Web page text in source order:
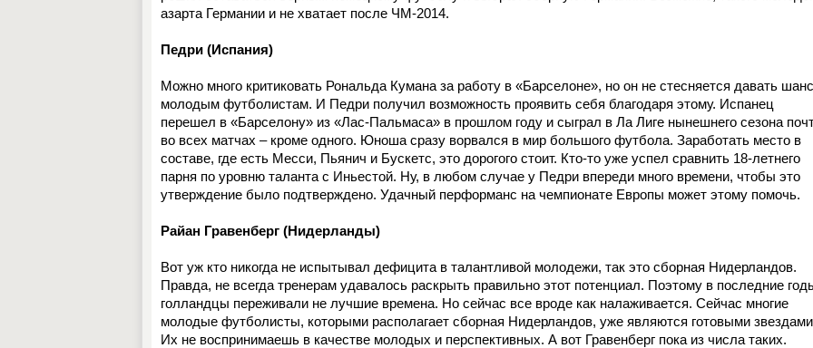
азарта Германии и не хватает после ЧМ-2014.
Педри (Испания)
Можно много критиковать Рональда Кумана за работу в «Барселоне», но он не стесняется давать шанс
молодым футболистам. И Педри получил возможность проявить себя благодаря этому. Испанец
перешел в «Барселону» из «Лас-Пальмаса» в прошлом году и сыграл в Ла Лиге нынешнего сезона
во всех матчах – кроме одного. Юноша сразу ворвался в мир большого футбола. Заработать место в
составе, где есть Месси, Пьянич и Бускетс, это дорогого стоит. Кто-то уже успел сравнить 18-летнего
парня по уровню таланта с Иньестой. Ну, в любом случае у Педри впереди много времени, чтобы это
утверждение было подтверждено. Удачный перформанс на чемпионате Европы может этому помочь.
Райан Гравенберг (Нидерланды)
Вот уж кто никогда не испытывал дефицита в талантливой молодежи, так это сборная Нидерландов.
Правда, не всегда тренерам удавалось раскрыть правильно этот потенциал. Поэтому в последние
голландцы переживали не лучшие времена. Но сейчас все вроде как налаживается. Сейчас многие
молодые футболисты, которыми располагает сборная Нидерландов, уже являются готовыми
Их не воспринимаешь в качестве молодых и перспективных. А вот Гравенберг пока из числа таких.